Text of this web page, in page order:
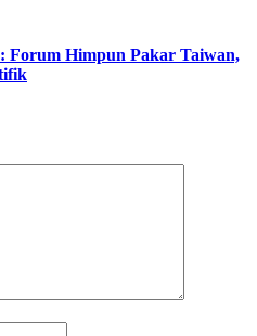
Forum Himpun Pakar Taiwan,